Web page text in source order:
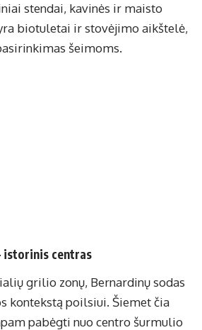
stendai, kavinės ir maisto
biotuletai ir stovėjimo aikštelė,
šeimoms.
istorinis centras
grilio zonų, Bernardinų sodas
kontekstą poilsiui. Šiemet čia
pabėgti nuo centro šurmulio